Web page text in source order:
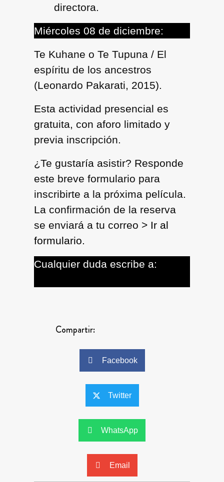
directora.
Miércoles 08 de diciembre:
Te Kuhane o Te Tupuna / El
espíritu de los ancestros
(Leonardo Pakarati, 2015).
Esta actividad presencial es
gratuita, con aforo limitado y
previa inscripción.
¿Te gustaría asistir? Responde
este breve formulario para
inscribirte a la próxima película.
La confirmación de la reserva
se enviará a tu correo > Ir al
formulario.
Cualquier duda escribe a:
Compartir:
Facebook
Twitter
WhatsApp
Email